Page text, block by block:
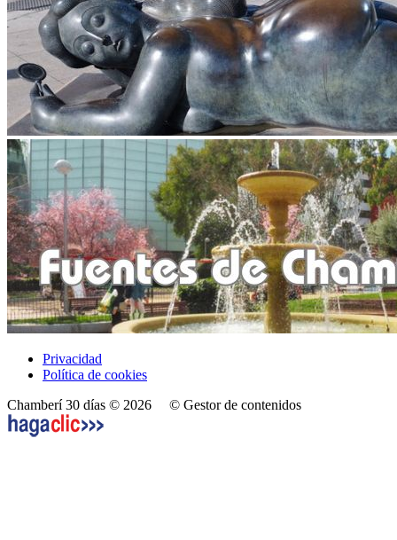
Privacidad
Política de cookies
Chamberí 30 días © 2026 © Gestor de contenidos